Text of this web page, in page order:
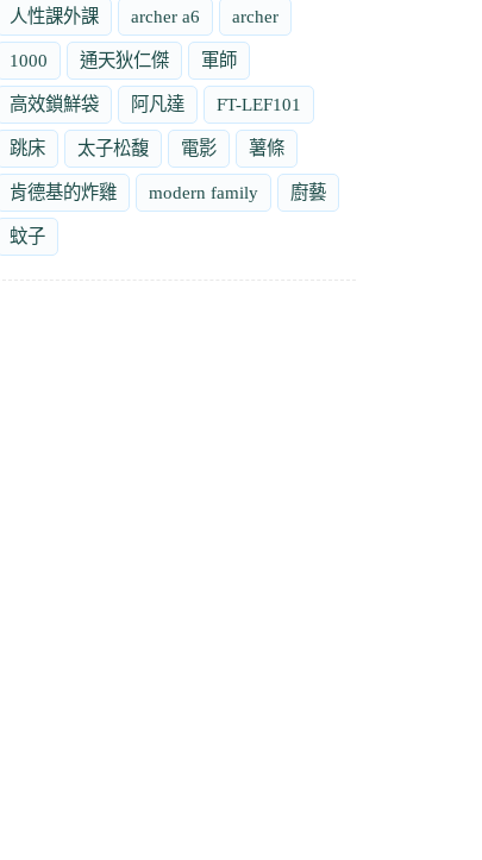
人性課外課 archer a6 archer
1000 通天狄仁傑 軍師
高效鎖鮮袋 阿凡達 FT-LEF101
跳床 太子松馥 電影 薯條
肯德基的炸雞 modern family 廚藝
蚊子